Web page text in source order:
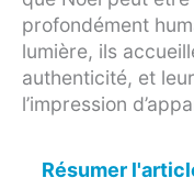
profondément
lumière, ils
authenticité, et
l’impression
Résumer